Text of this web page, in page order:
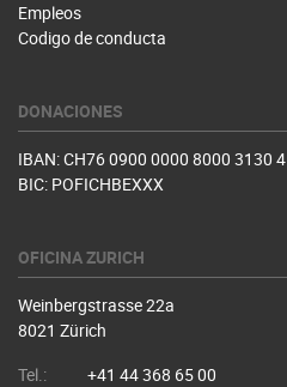
Empleos
Codigo de conducta
DONACIONES
IBAN: CH76 0900 0000 8000 3130 4
BIC: POFICHBEXXX
OFICINA ZURICH
Weinbergstrasse 22a
8021 Zürich
Tel.:
+41 44 368 65 00